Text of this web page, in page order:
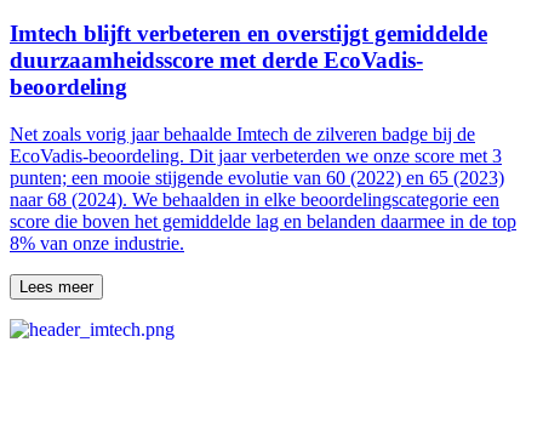
Imtech blijft verbeteren en overstijgt gemiddelde
duurzaamheidsscore met derde EcoVadis-
beoordeling
Net zoals vorig jaar behaalde Imtech de zilveren badge bij de
EcoVadis-beoordeling. Dit jaar verbeterden we onze score met 3
punten; een mooie stijgende evolutie van 60 (2022) en 65 (2023)
naar 68 (2024). We behaalden in elke beoordelingscategorie een
score die boven het gemiddelde lag en belanden daarmee in de top
8% van onze industrie.
Lees meer